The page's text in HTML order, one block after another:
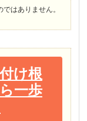
はありません。
け根
一歩